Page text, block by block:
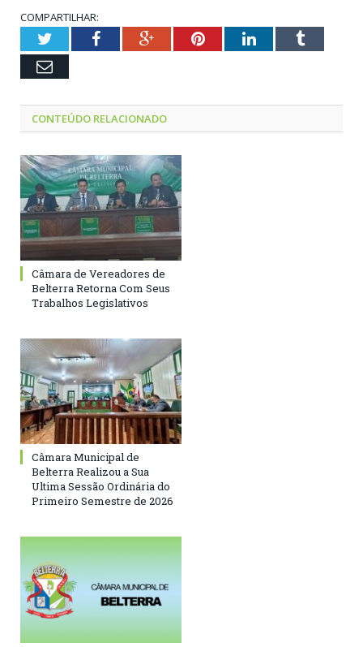
COMPARTILHAR:
TwitterFacebookGoogle+PinterestLinkedInTumblr
Email
CONTEÚDO RELACIONADO
Câmara de Vereadores de
Belterra Retorna Com Seus
Trabalhos Legislativos
Câmara Municipal de
Belterra Realizou a Sua
Ultima Sessão Ordinária do
Primeiro Semestre de 2026